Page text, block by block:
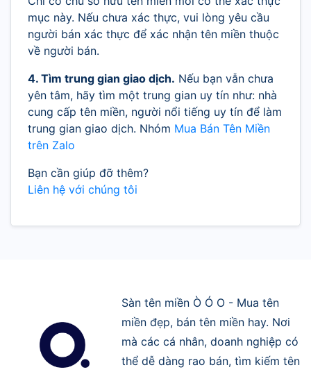
mục này. Nếu chưa xác thực, vui lòng yêu cầu
người bán xác thực để xác nhận tên miền thuộc
về người bán.
4. Tìm trung gian giao dịch. Nếu bạn vẫn chưa
yên tâm, hãy tìm một trung gian uy tín như: nhà
cung cấp tên miền, người nổi tiếng uy tín để làm
trung gian giao dịch. Nhóm Mua Bán Tên Miền
trên Zalo
Bạn cần giúp đỡ thêm?
Liên hệ với chúng tôi
Sàn tên miền Ò Ó O - Mua tên
miền đẹp, bán tên miền hay. Nơi
mà các cá nhân, doanh nghiệp có
thể dễ dàng rao bán, tìm kiếm tên